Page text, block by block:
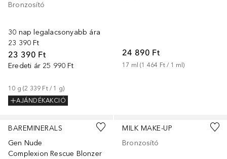
Bronzosító
30 nap legalacsonyabb ára
23 390 Ft
23 390 Ft
Eredeti ár 25 990 Ft
10 g (2 339 Ft / 1 g)
AJÁNDÉKAKCIÓ
24 890 Ft
17 ml (1 464 Ft / 1 ml)
BAREMINERALS
Gen Nude
Complexion Rescue Blonzer
+2
MILK MAKE-UP
Bronzosító